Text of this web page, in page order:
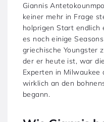
Giannis
keiner mehr in Frage
holprigen Start endlich
es noch einige
griechische Youngster
der er heute ist, war
Experten in Milwaukee
wirklich an den
begann.